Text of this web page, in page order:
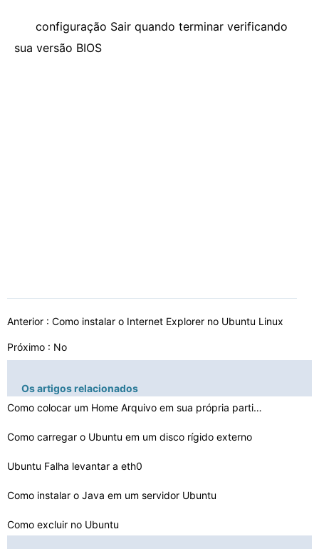
configuração Sair quando terminar verificando
sua versão BIOS
Anterior : Como instalar o Internet Explorer no Ubuntu Linux
Próximo : No
Os artigos relacionados
Como colocar um Home Arquivo em sua própria partição…
Como carregar o Ubuntu em um disco rígido externo
Ubuntu Falha levantar a eth0
Como instalar o Java em um servidor Ubuntu
Como excluir no Ubuntu